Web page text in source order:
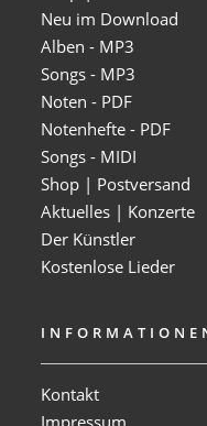
Neu im Download
Alben - MP3
Songs - MP3
Noten - PDF
Notenhefte - PDF
Songs - MIDI
Shop | Postversand
Aktuelles | Konzerte
Der Künstler
Kostenlose Lieder
Kontakt
Impressum